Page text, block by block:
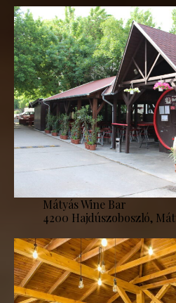
Mátyás Wine Bar
4200 Hajdúszoboszló,